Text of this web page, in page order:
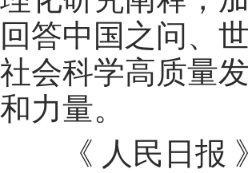
回答中国之问、
社会科学高质量
和力量。
《 人民日报 》